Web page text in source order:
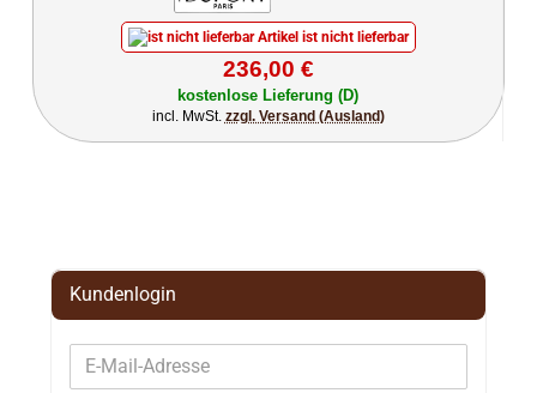
Artikel ist nicht lieferbar
236,00 €
kostenlose Lieferung (D)
incl. MwSt. zzgl. Versand (Ausland)
Kundenlogin